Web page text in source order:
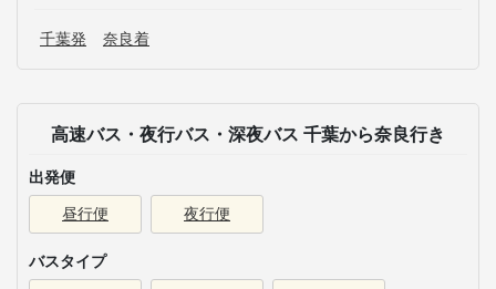
千葉発 奈良着
高速バス・夜行バス・深夜バス 千葉から奈良行き
出発便
昼行便 夜行便
バスタイプ